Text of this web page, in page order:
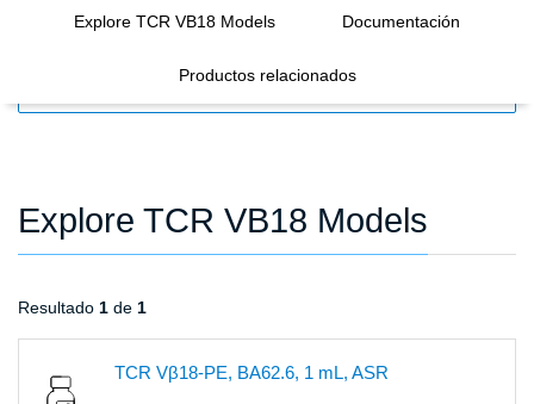
Explore TCR VB18 Models Documentación
Productos relacionados
Explore TCR VB18 Models
Resultado 1 de 1
TCR Vβ18-PE, BA62.6, 1 mL, ASR